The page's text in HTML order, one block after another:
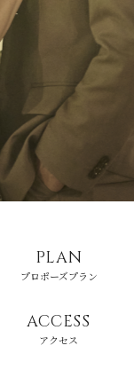
PLAN
プロポーズプラン
ACCESS
アクセス